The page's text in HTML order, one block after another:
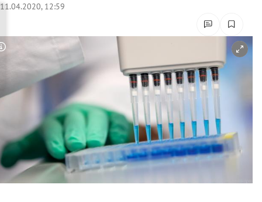
Untermenü
Untermenü
Untermenü
Untermenü
Untermenü
Untermenü
Untermenü
11.04.2020, 12:59
Copyright-Hinweis öffnen/schließen